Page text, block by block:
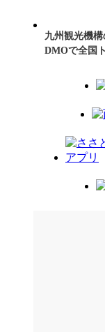
九州観光機
DMOで全国